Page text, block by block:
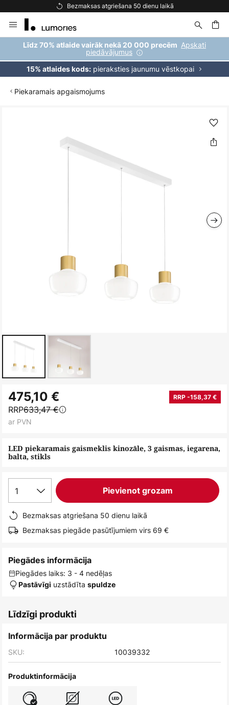
Bezmaksas atgriešana 50 dienu laikā
to
Content
Līdz 70% atlaide vairāk nekā 20 000 precēm Apskati
piedāvājumus
15% atlaides kods:pieraksties jaunumu vēstkopai
Piekaramais apgaismojums
uz
galerijas
sākumu
LED piekaramais gaismeklis kinozāle, 3 gaismas, iegarena,
balta, stikls
475,10 € RRP -158,37 €
RRP633,47 €
ar PVN
1 Pievienot grozam
Bezmaksas atgriešana 50 dienu laikā
Bezmaksas piegāde pasūtījumiem virs 69 €
Piegādes informācija
Piegādes laiks: 3 - 4 nedēļas
Pastāvīgi uzstādīta spuldze
Līdzīgi produkti
Informācija par produktu
SKU: 10039332
Produktinformācija